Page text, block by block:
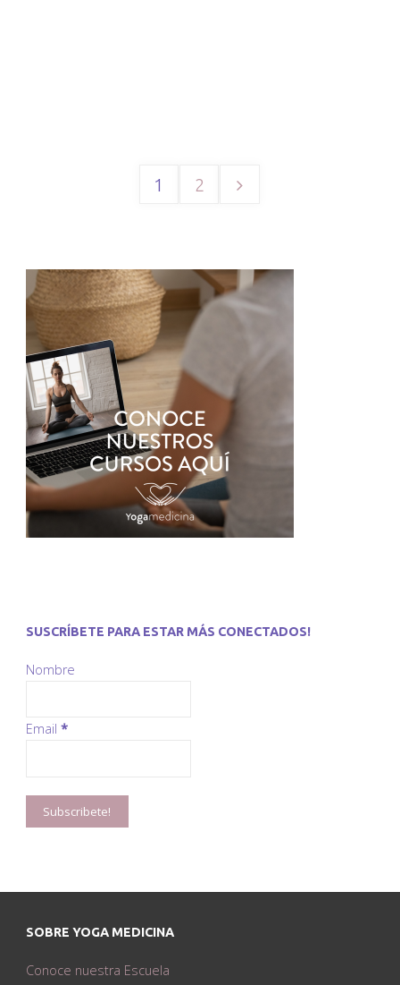
de
entradas
1 2
SUSCRÍBETE PARA ESTAR MÁS CONECTADOS!
Nombre
Email *
SOBRE YOGA MEDICINA
Conoce nuestra Escuela